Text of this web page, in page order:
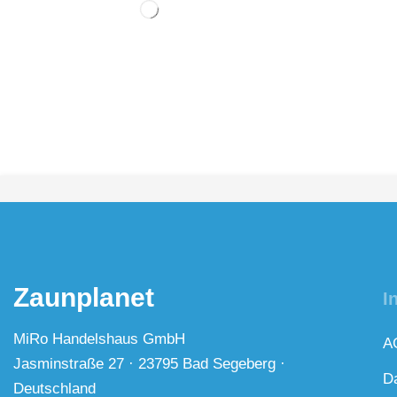
Zaunplanet
MiRo Handelshaus GmbH
Jasminstraße 27 · 23795 Bad Segeberg ·
Deutschland